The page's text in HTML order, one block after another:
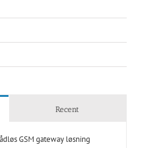
Recent
GSM gateway løsning